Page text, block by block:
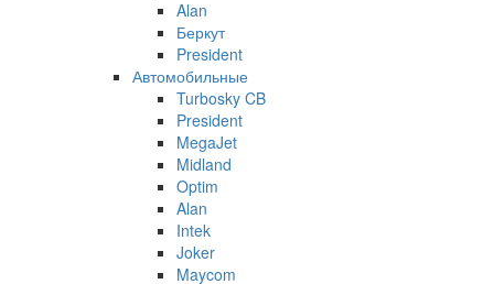
Alan
Беркут
President
Автомобильные
Turbosky CB
President
MegaJet
Midland
Optim
Alan
Intek
Joker
Maycom